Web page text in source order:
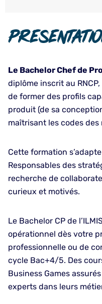
Le Bachelor Chef de
diplôme inscrit au
de former des profils
produit (de sa
maîtrisant les codes
Cette formation
Responsables des
recherche de
curieux et motivés.
Le Bachelor CP de
opérationnel dès votre
professionnelle ou de
cycle Bac+4/5. Des
Business Games
experts dans leurs